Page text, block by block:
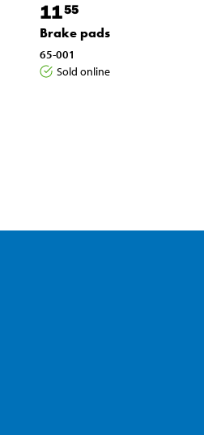
1155
Brake pads
65-001
Sold online